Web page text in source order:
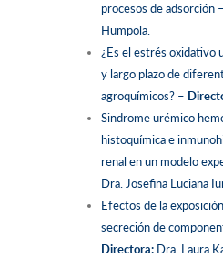
procesos de adsorción –
Humpola.
¿Es el estrés oxidativo
y largo plazo de
agroquímicos? –
Sindrome urémico
histoquímica e
renal en un modelo
Dra. Josefina Luciana
Efectos de la
secreción de
Directora: Dra. Laura